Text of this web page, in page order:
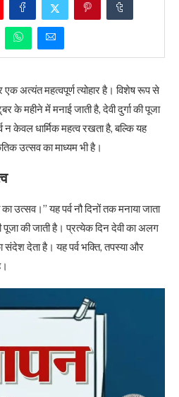
एक अत्यंत महत्वपूर्ण त्योहार है। विशेष रूप से
के महीने में मनाई जाती है, देवी दुर्गा की पूजा
केवल धार्मिक महत्व रखता है, बल्कि यह
उत्सव का माध्यम भी है।
उत्सव।” यह पर्व नौ दिनों तक मनाया जाता
पूजा की जाती है। प्रत्येक दिन देवी का अलग
देता है। यह पर्व भक्ति, तपस्या और